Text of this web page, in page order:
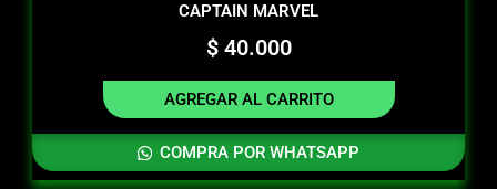
CAPTAIN MARVEL
$40.000
AGREGAR AL CARRITO
COMPRA POR WHATSAPP